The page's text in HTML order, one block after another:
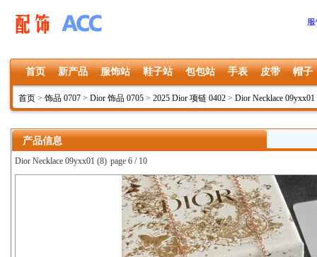
首页 新产品 服饰站 鞋子站 包包站 手表 皮带 帽子
首页 > 饰品 0707 > Dior 饰品 0705 > 2025 Dior 项链 0402 > Dior Necklace 09yxx01
产品信息
Dior Necklace 09yxx01 (8) page 6 / 10
上一张